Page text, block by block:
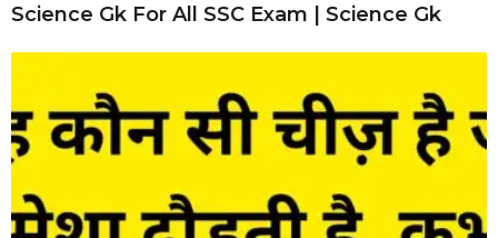
Science Gk For All SSC Exam | Science Gk